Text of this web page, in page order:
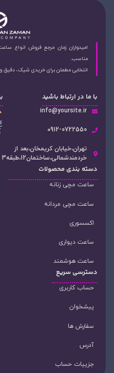
امیدواران زمان مرجع فروش انواع
مناسب.
انتخابی مطمئن برای خریدی شیک، دقیق و
با ما در ارتباط باشید
info@yoursite.ir
۰912-0722550
تهران،خیابان کریمخان،بعد از
خردمندشمالی،ساختمان12،طبقه3
دسته‌ بندی محصولات
ساعت مچی زنانه
ساعت مچی مردانه
اکسسوری
ساعت دیواری
ساعت هوشمند
دسترسی سریع
حساب کاربری
پیشخوان
سفارش ها
آدرس
جزییات حساب